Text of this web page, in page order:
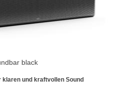
black
klaren und kraftvollen Sound